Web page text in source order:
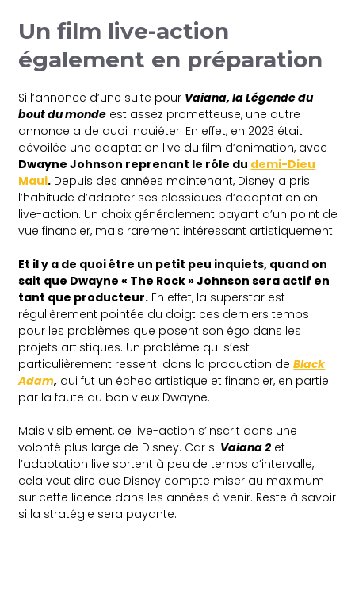
Un film live-action
également en préparation
Si l’annonce d’une suite pour Vaiana, la Légende du
bout du monde est assez prometteuse, une autre
annonce a de quoi inquiéter. En effet, en 2023 était
dévoilée une adaptation live du film d’animation, avec
Dwayne Johnson reprenant le rôle du demi-Dieu
Maui. Depuis des années maintenant, Disney a pris
l’habitude d’adapter ses classiques d’adaptation en
live-action. Un choix généralement payant d’un point de
vue financier, mais rarement intéressant artistiquement.
Et il y a de quoi être un petit peu inquiets, quand on
sait que Dwayne « The Rock » Johnson sera actif en
tant que producteur. En effet, la superstar est
régulièrement pointée du doigt ces derniers temps
pour les problèmes que posent son égo dans les
projets artistiques. Un problème qui s’est
particulièrement ressenti dans la production deBlack
Adam, qui fut un échec artistique et financier, en partie
par la faute du bon vieux Dwayne.
Mais visiblement, ce live-action s’inscrit dans une
volonté plus large de Disney. Car si Vaiana 2 et
l’adaptation live sortent à peu de temps d’intervalle,
cela veut dire que Disney compte miser au maximum
sur cette licence dans les années à venir. Reste à savoir
si la stratégie sera payante.